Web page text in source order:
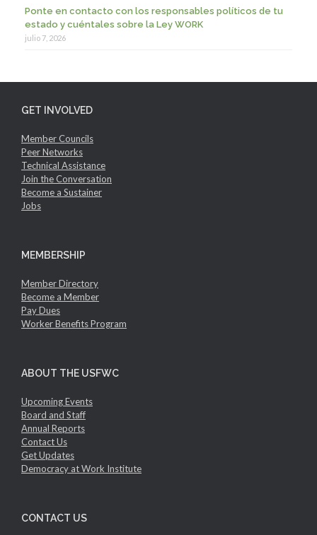
Ponte en contacto con los responsables políticos de tu
estado y cuéntales sobre la Ley WORK
julio 7, 2026
GET INVOLVED
Member Councils
Peer Networks
Technical Assistance
Join the Conversation
Become a Sustainer
Jobs
MEMBERSHIP
Member Directory
Become a Member
Pay Dues
Worker Benefits Program
ABOUT THE USFWC
Upcoming Events
Board and Staff
Annual Reports
Contact Us
Get Updates
Democracy at Work Institute
CONTACT US